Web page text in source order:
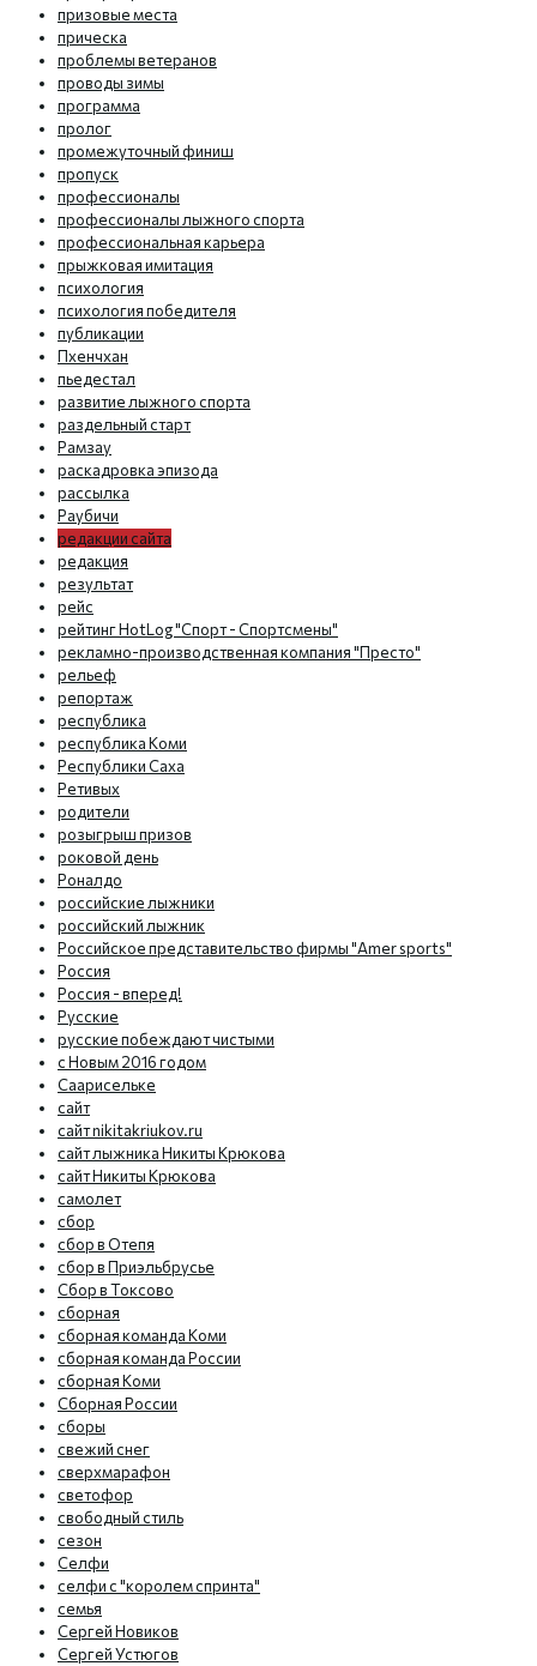
призовые места
прическа
проблемы ветеранов
проводы зимы
программа
пролог
промежуточный финиш
пропуск
профессионалы
профессионалы лыжного спорта
профессиональная карьера
прыжковая имитация
психология
психология победителя
публикации
Пхенчхан
пьедестал
развитие лыжного спорта
раздельный старт
Рамзау
раскадровка эпизода
рассылка
Раубичи
редакции сайта
редакция
результат
рейс
рейтинг HotLog "Спорт - Спортсмены"
рекламно-производственная компания "Престо"
рельеф
репортаж
республика
республика Коми
Республики Саха
Ретивых
родители
розыгрыш призов
роковой день
Роналдо
российские лыжники
российский лыжник
Российское представительство фирмы "Amer sports"
Россия
Россия - вперед!
Русские
русские побеждают чистыми
с Новым 2016 годом
Саарисельке
сайт
сайт nikitakriukov.ru
сайт лыжника Никиты Крюкова
сайт Никиты Крюкова
самолет
сбор
сбор в Отепя
сбор в Приэльбрусье
Сбор в Токсово
сборная
сборная команда Коми
сборная команда России
сборная Коми
Сборная России
сборы
свежий снег
сверхмарафон
светофор
свободный стиль
сезон
Селфи
селфи с "королем спринта"
семья
Сергей Новиков
Сергей Устюгов